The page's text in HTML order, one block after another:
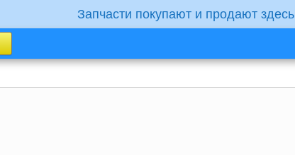
Запчасти покупают и продают здесь